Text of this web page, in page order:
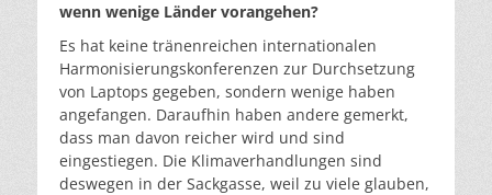
wenn wenige Länder vorangehen?
Es hat keine tränenreichen internationalen
Harmonisierungskonferenzen zur Durchsetzung
von Laptops gegeben, sondern wenige haben
angefangen. Daraufhin haben andere gemerkt,
dass man davon reicher wird und sind
eingestiegen. Die Klimaverhandlungen sind
deswegen in der Sackgasse, weil zu viele glauben,